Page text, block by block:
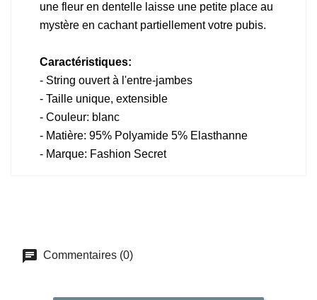
une fleur en dentelle laisse une petite place au
mystère en cachant partiellement votre pubis.
Caractéristiques:
- String ouvert à l'entre-jambes
- Taille unique, extensible
- Couleur: blanc
- Matière: 95% Polyamide 5% Elasthanne
- Marque: Fashion Secret
Commentaires (0)